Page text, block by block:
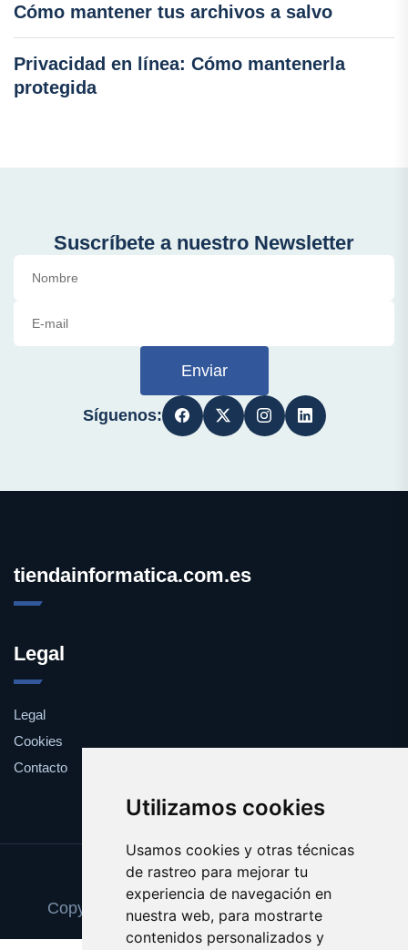
Utilizamos cookies
Usamos cookies y otras técnicas
de rastreo para mejorar tu
experiencia de navegación en
nuestra web, para mostrarte
contenidos personalizados y
Cómo mantener tus archivos a salvo
Privacidad en línea: Cómo mantenerla
protegida
Suscríbete a nuestro Newsletter
Enviar
Síguenos:
tiendainformatica.com.es
Legal
Legal
Cookies
Contacto
Update cookies preferences
Copyright © 2025 tiendainformatica.com.es